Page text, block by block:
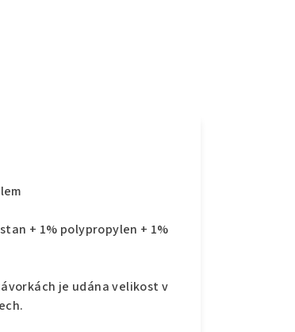
+ 1% polypropylen + 1%
je udána velikost v